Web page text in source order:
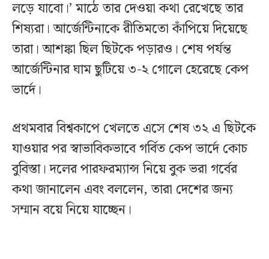
লড়ে যাবো।’ মাঠে তার দেওয়া কথা রেখেছে তার
শিষ্যরা। আর্জেন্টিনাকে রীতিমতো কাঁপিয়ে দিয়েছে
তারা। আশঙ্কা ছিল ছিটকে পড়ারও। শেষ পর্যন্ত
আর্জেন্টিনার ঘাম ছুটিয়ে ৩-২ গোলে হেরেছে কেপ
ভার্দে।
প্রথমবার বিশ্বকাপে খেলতে এসে শেষ ৩২ এ ছিটকে
যাওয়ার পর স্বাভাবিকভাবে গর্বিত কেপ ভার্দে কোচ
বুবিস্তা। দলের পারফরম্যান্স নিয়ে বুক ভরা গর্বের
কথা জানালেন এবং বললেন, তারা দেশের জন্য
সম্মান বয়ে নিয়ে যাচ্ছেন।